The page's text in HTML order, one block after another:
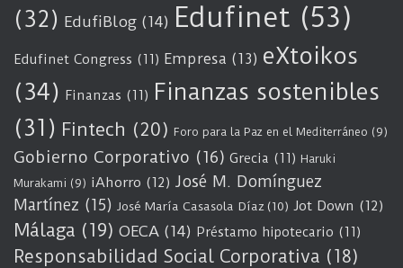
(32) EdufiBlog (14) Edufinet (53)
Edufinet Congress (11) Empresa (13) eXtoikos
(34) Finanzas (11) Finanzas sostenibles
(31) Fintech (20) Foro para la Paz en el Mediterráneo (9)
Gobierno Corporativo (16) Grecia (11) Haruki
Murakami (9) iAhorro (12) José M. Domínguez
Martínez (15) José María Casasola Díaz (10) Jot Down (12)
Málaga (19) OECA (14) Préstamo hipotecario (11)
Responsabilidad Social Corporativa (18)